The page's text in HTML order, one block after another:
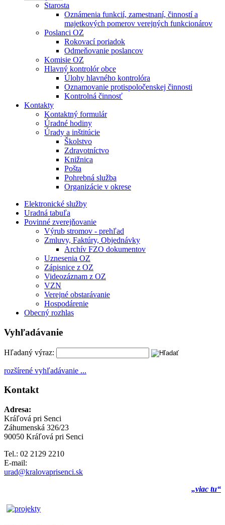
Starosta
Oznámenia funkcií, zamestnaní, činností a
majetkových pomerov verejných funkcionárov
Poslanci OZ
Rokovací poriadok
Odmeňovanie poslancov
Komisie OZ
Hlavný kontrolór obce
Úlohy hlavného kontrolóra
Oznamovanie protispoločenskej činnosti
Kontrolná činnosť
Kontakty
Kontaktný formulár
Úradné hodiny
Úrady a inštitúcie
Školstvo
Zdravotníctvo
Knižnica
Pošta
Pohrebná služba
Organizácie v okrese
Elektronické služby
Uradná tabuľa
Povinné zverejňovanie
Výrub stromov - prehľad
Zmluvy, Faktúry, Objednávky
Archív FZO dokumentov
Uznesenia OZ
Zápisnice z OZ
Videozáznam z OZ
VZN
Verejné obstarávanie
Hospodárenie
Obecný rozhlas
Vyhľadávanie
Hľadaný výraz:
rozšírené vyhľadávanie ...
Kontakt
Adresa:
Kráľová pri Senci
Záhumenská 326/23
90050 Kráľová pri Senci
Tel.: 02 2129 2210
E-mail:
urad@kralovaprisenci.sk
„viac tu“